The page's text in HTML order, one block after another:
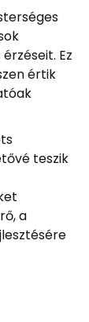
Ez
értik
teszik
a